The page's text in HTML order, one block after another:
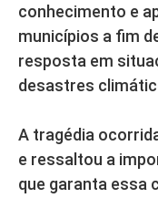
conhecimento e
municípios a fim
resposta em
desastres
A tragédia
e ressaltou a
que garanta essa